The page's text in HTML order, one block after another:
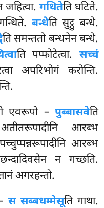
जहित्वा.गधितेति घटिते.
बन्धेति सुट्ठु बन्धे.
तिसमन्ततो बन्धनेन बन्धे.
ति पप्फोटेत्वा. सच्चं
अपरिभोगं करोन्ति.
एवरूपो – पुब्बासवेति
आरब्भ
आरब्भ
न गच्छति.
अगरहन्तो.
स सब्बधम्मेसूति गाथा.